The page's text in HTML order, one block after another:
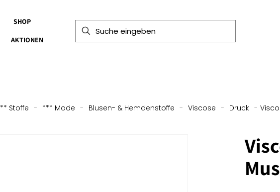
SHOP
AKTIONEN
** Stoffe - *** Mode - Blusen- & Hemdenstoffe - Viscose - Druck -